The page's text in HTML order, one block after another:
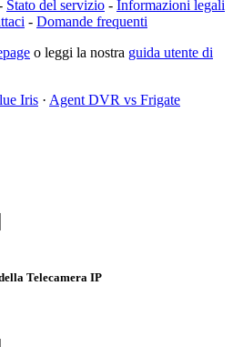
Stato del servizio - Informazioni legali
- Domande frequenti
o leggi la nostra guida utente di
Iris · Agent DVR vs Frigate
Telecamera IP